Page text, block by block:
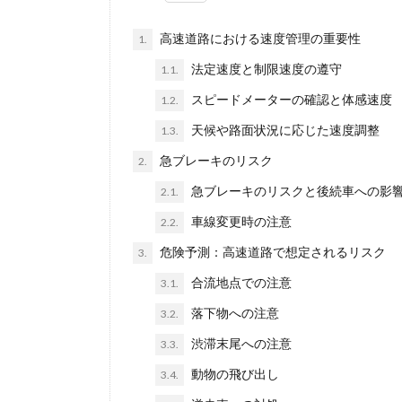
1. 高速道路における速度管理の重要性
1.1. 法定速度と制限速度の遵守
1.2. スピードメーターの確認と体感速度
1.3. 天候や路面状況に応じた速度調整
2. 急ブレーキのリスク
2.1. 急ブレーキのリスクと後続車への影
2.2. 車線変更時の注意
3. 危険予測：高速道路で想定されるリスク
3.1. 合流地点での注意
3.2. 落下物への注意
3.3. 渋滞末尾への注意
3.4. 動物の飛び出し